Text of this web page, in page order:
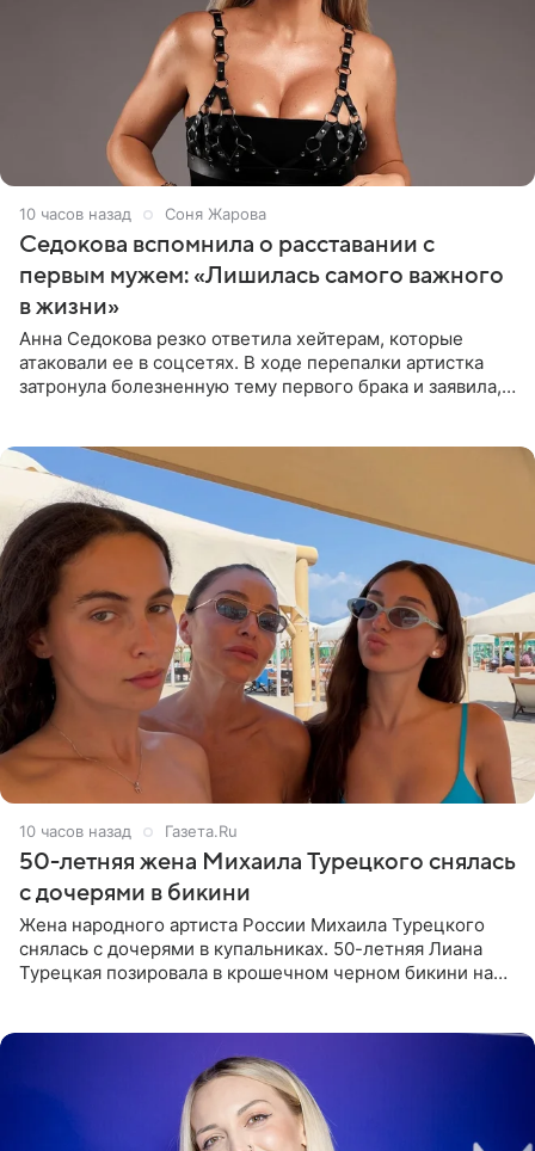
10 часов назад Соня Жарова
Седокова вспомнила о расставании с
первым мужем: «Лишилась самого важного
в жизни»
Анна Седокова резко ответила хейтерам, которые
атаковали ее в соцсетях. В ходе перепалки артистка
затронула болезненную тему первого брака и заявила,
10 часов назад Газета.Ru
50-летняя жена Михаила Турецкого снялась
с дочерями в бикини
Жена народного артиста России Михаила Турецкого
снялась с дочерями в купальниках. 50-летняя Лиана
Турецкая позировала в крошечном черном бикини на